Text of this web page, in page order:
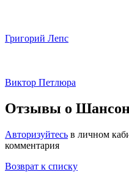
Григорий Лепс
Виктор Петлюра
Отзывы о
Авторизуйтесь в личном
комментария
Возврат к списку